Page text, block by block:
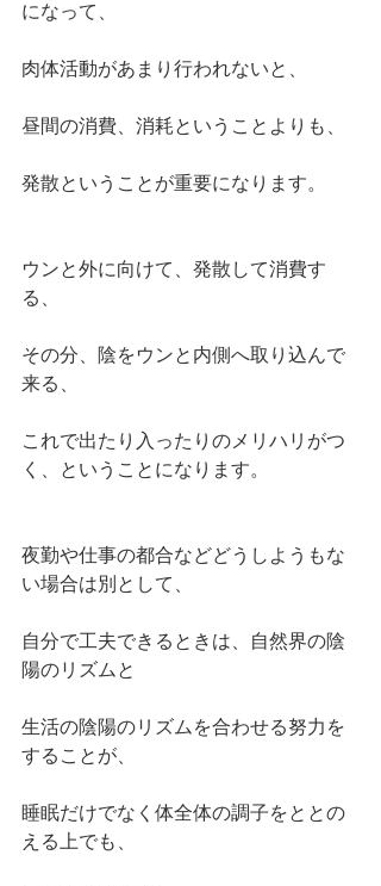
になって、
肉体活動があまり行われないと、
昼間の消費、消耗ということよりも、
発散ということが重要になります。
ウンと外に向けて、発散して消費す
る、
その分、陰をウンと内側へ取り込んで
来る、
これで出たり入ったりのメリハリがつ
く、ということになります。
夜勤や仕事の都合などどうしようもな
い場合は別として、
自分で工夫できるときは、自然界の陰
陽のリズムと
生活の陰陽のリズムを合わせる努力を
することが、
睡眠だけでなく体全体の調子をととの
える上でも、